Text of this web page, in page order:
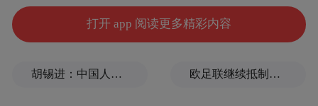
打开 app 阅读更多精彩内容
胡锡进：中国人到了改变观念的时候，不要把自己搞得太苦 欧足联继续抵制世界杯，因凡蒂诺能熬到“点球大战”吗？